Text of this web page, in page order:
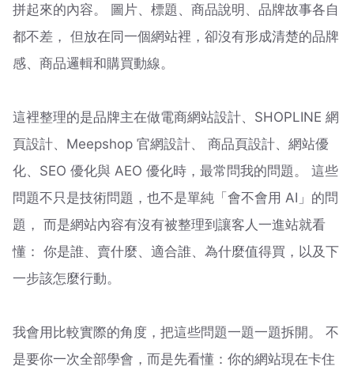
拼起來的內容。 圖片、標題、商品說明、品牌故事各自
都不差， 但放在同一個網站裡，卻沒有形成清楚的品牌
感、商品邏輯和購買動線。
這裡整理的是品牌主在做電商網站設計、SHOPLINE 網
頁設計、Meepshop 官網設計、 商品頁設計、網站優
化、SEO 優化與 AEO 優化時，最常問我的問題。 這些
問題不只是技術問題，也不是單純「會不會用 AI」的問
題， 而是網站內容有沒有被整理到讓客人一進站就看
懂： 你是誰、賣什麼、適合誰、為什麼值得買，以及下
一步該怎麼行動。
我會用比較實際的角度，把這些問題一題一題拆開。 不
是要你一次全部學會，而是先看懂：你的網站現在卡住